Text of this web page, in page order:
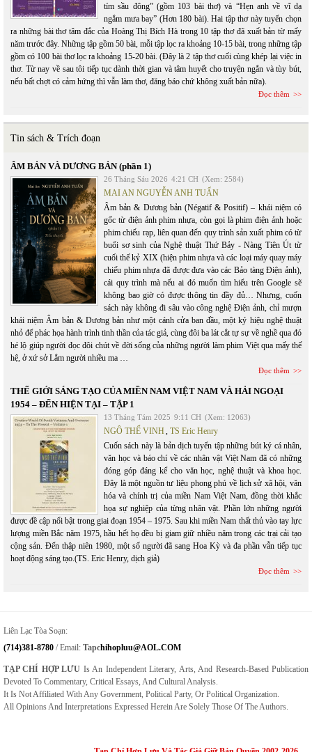
tím sầu đông” (gồm 103 bài thơ) và “Hẹn anh về vĩ dạ
ngắm mưa bay” (Hơn 180 bài). Hai tập thơ này tuyển chọn
ra những bài thơ tâm đắc của Hoàng Thị Bích Hà trong 10 tập thơ đã xuất bản từ mấy
năm trước đây. Những tập gồm 50 bài, mỗi tập lọc ra khoảng 10-15 bài, trong những tập
gồm có 100 bài thơ lọc ra khoảng 15-20 bài. (Đây là 2 tập thơ cuối cùng khép lại việc in
thơ. Từ nay về sau tôi tiếp tục dành thời gian và tâm huyết cho truyện ngắn và tùy bút,
nếu bất chợt có cảm hứng thì vẫn làm thơ, đăng báo chứ không xuất bản nữa).
Đọc thêm
Tin sách & Trích đoạn
ÂM BẢN VÀ DƯƠNG BẢN (phần 1)
26 Tháng Sáu 2026 4:21 CH (Xem: 2584)
MAI AN NGUYỄN ANH TUẤN
Âm bản & Dương bản (Négatif & Positif) – khái niệm có
gốc từ điện ảnh phim nhựa, còn gọi là phim điện ảnh hoặc
phim chiếu rạp, liên quan đến quy trình sản xuất phim có từ
buổi sơ sinh của Nghệ thuật Thứ Bảy - Nàng Tiên Út từ
cuối thế kỷ XIX (hiện phim nhựa và các loại máy quay máy
chiếu phim nhựa đã được đưa vào các Bảo tàng Điện ảnh),
cái quy trình mà nếu ai đó muốn tìm hiểu trên Google sẽ
không bao giờ có được thông tin đầy đủ… Nhưng, cuốn
sách này không đi sâu vào công nghệ Điện ảnh, chỉ mượn
khái niệm Âm bản & Dương bản như một cánh cửa ban đầu, một ký hiệu nghệ thuật
nhỏ để phác họa hành trình tinh thần của tác giả, cùng đôi ba lát cắt tự sự về nghề qua đó
hé lộ giúp người đọc đôi chút về đời sống của những người làm phim Việt qua mấy thế
hệ, ở xứ sở Lắm người nhiều ma …
Đọc thêm
THẾ GIỚI SÁNG TẠO CỦA MIỀN NAM VIỆT NAM VÀ HẢI NGOẠI
1954 – ĐẾN HIỆN TẠI – TẬP 1
13 Tháng Tám 2025 9:11 CH (Xem: 12063)
NGÔ THẾ VINH, TS Eric Henry
Cuốn sách này là bản dịch tuyển tập những bút ký cá nhân,
văn học và báo chí về các nhân vật Việt Nam đã có những
đóng góp đáng kể cho văn học, nghệ thuật và khoa học.
Đây là một nguồn tư liệu phong phú về lịch sử xã hội, văn
hóa và chính trị của miền Nam Việt Nam, đồng thời khắc
họa sự nghiệp của từng nhân vật. Phần lớn những người
được đề cập nổi bật trong giai đoạn 1954 – 1975. Sau khi miền Nam thất thủ vào tay lực
lượng miền Bắc năm 1975, hầu hết họ đều bị giam giữ nhiều năm trong các trại cải tạo
cộng sản. Đến thập niên 1980, một số người đã sang Hoa Kỳ và đa phần vẫn tiếp tục
hoạt động sáng tạo.(TS. Eric Henry, dịch giả)
Đọc thêm
Liên Lạc Tòa Soạn:
(714)381-8780 / Email: TapcHihopluu@AOL.COM
TẠP CHÍ HỢP LƯU Is An Independent Literary, Arts, And Research-Based Publication
Devoted To Commentary, Critical Essays, And Cultural Analysis.
It Is Not Affiliated With Any Government, Political Party, Or Political Organization.
All Opinions And Interpretations Expressed Herein Are Solely Those Of The Authors.